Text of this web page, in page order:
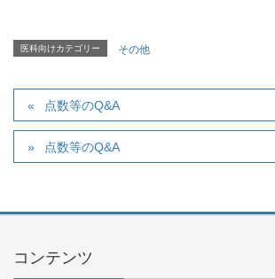
医科向けカテゴリー その他
点数等のQ&A
点数等のQ&A
コンテンツ